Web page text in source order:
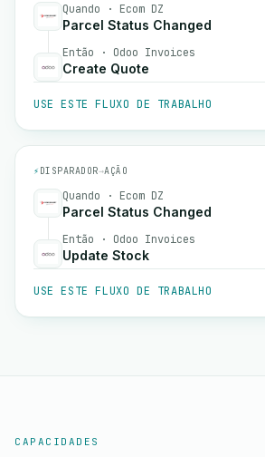
Quando · Ecom DZ
Parcel Status Changed
Então · Odoo Invoices
Create Quote
USE ESTE FLUXO DE TRABALHO
⚡ DISPARADOR→AÇÃO
Quando · Ecom DZ
Parcel Status Changed
Então · Odoo Invoices
Update Stock
USE ESTE FLUXO DE TRABALHO
CAPACIDADES